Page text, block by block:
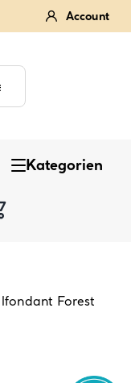
Account
Kategorien
Forest